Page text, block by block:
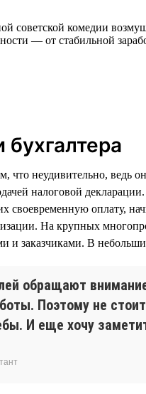
комедии
— от стабильной
что неудивительно,
налоговой
своевременную оплату,
На крупных
и заказчиками. В
обращают
Поэтому не
И еще хочу